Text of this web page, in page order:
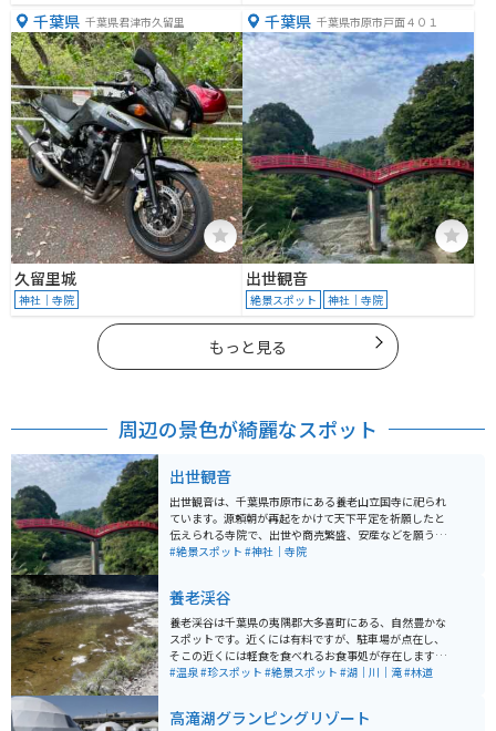
千葉県 千葉県君津市久留里
久留里城
神社｜寺院
千葉県 千葉県市原市戸面４０１
出世観音
絶景スポット 神社｜寺院
もっと見る
周辺の景色が綺麗なスポット
出世観音
出世観音は、千葉県市原市にある養老山立国寺に祀られ
ています。源頼朝が再起をかけて天下平定を祈願したと
伝えられる寺院で、出世や商売繁盛、安産などを願う参
拝者で年間を通して賑わいます。「開運招福の観音様」
立地で、分かりづらい場所にありますが、養老渓谷の美
しい自然が待っています。手前に地元民家の人がやって
いるであろう無人の駐車場があります。箱の中にお金を
入れるシステムです。川の上の赤い橋を渡った先にあり
ます。道からは見えません。金の仏像があり綺麗です。
#絶景スポット #神社｜寺院
養老渓谷
養老渓谷は千葉県の夷隅郡大多喜町にある、自然豊かな
スポットです。近くには有料ですが、駐車場が点在し、
そこの近くには軽食を食べれるお食事処が存在します。
渓谷は、駐車場から下に降りて林道を歩いて行けます。
#温泉#珍スポット #絶景スポット #湖｜川｜滝#林道
高滝湖グランピングリゾート